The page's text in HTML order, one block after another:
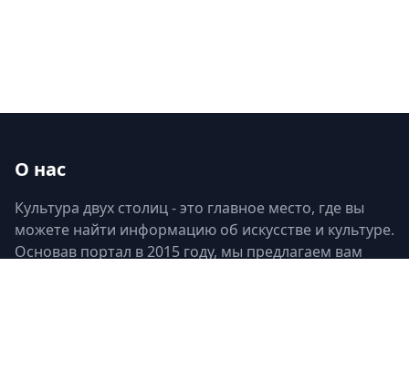
О нас
Культура двух столиц - это главное место, где вы
можете найти информацию об искусстве и культуре.
Основав портал в 2015 году, мы предлагаем вам